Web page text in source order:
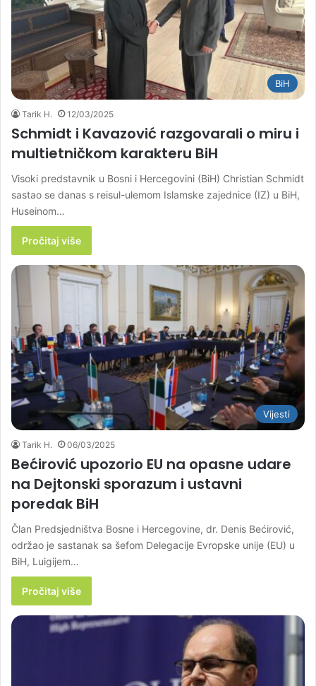
BiH
Tarik H. 12/03/2025
Schmidt i Kavazović razgovarali o miru i
multietničkom karakteru BiH
Visoki predstavnik u Bosni i Hercegovini (BiH) Christian Schmidt
sastao se danas s reisul-ulemom Islamske zajednice (IZ) u BiH,
Huseinom…
Pročitaj više
Vijesti
Tarik H. 06/03/2025
Bećirović upozorio EU na opasne udare
na Dejtonski sporazum i ustavni
poredak BiH
Član Predsjedništva Bosne i Hercegovine, dr. Denis Bećirović,
održao je sastanak sa šefom Delegacije Evropske unije (EU) u
BiH, Luigijem…
Pročitaj više